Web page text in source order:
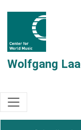
Wolfgang